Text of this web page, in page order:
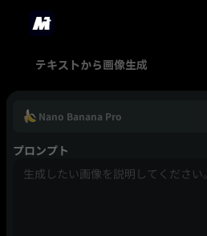
テキストから画像生成
Nano Banana Pro
プロンプト